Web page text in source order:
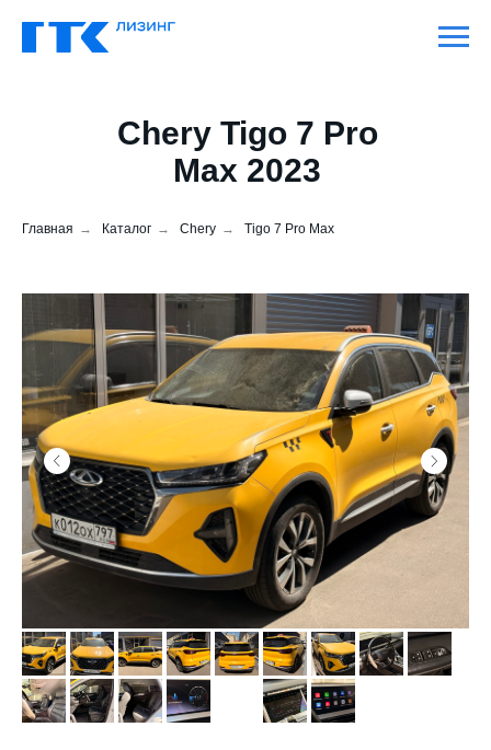
Chery Tigo 7 Pro
Max 2023
Главная → Каталог → Chery → Tigo 7 Pro Max